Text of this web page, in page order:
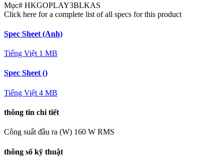
Mục# HKGOPLAY3BLKAS
Click here for a complete list of all specs for this product
Spec Sheet (Anh)
Tiếng Việt 1 MB
Spec Sheet ()
Tiếng Việt 4 MB
thông tin chi tiết
Công suất đầu ra (W) 160 W RMS
thông số kỹ thuật